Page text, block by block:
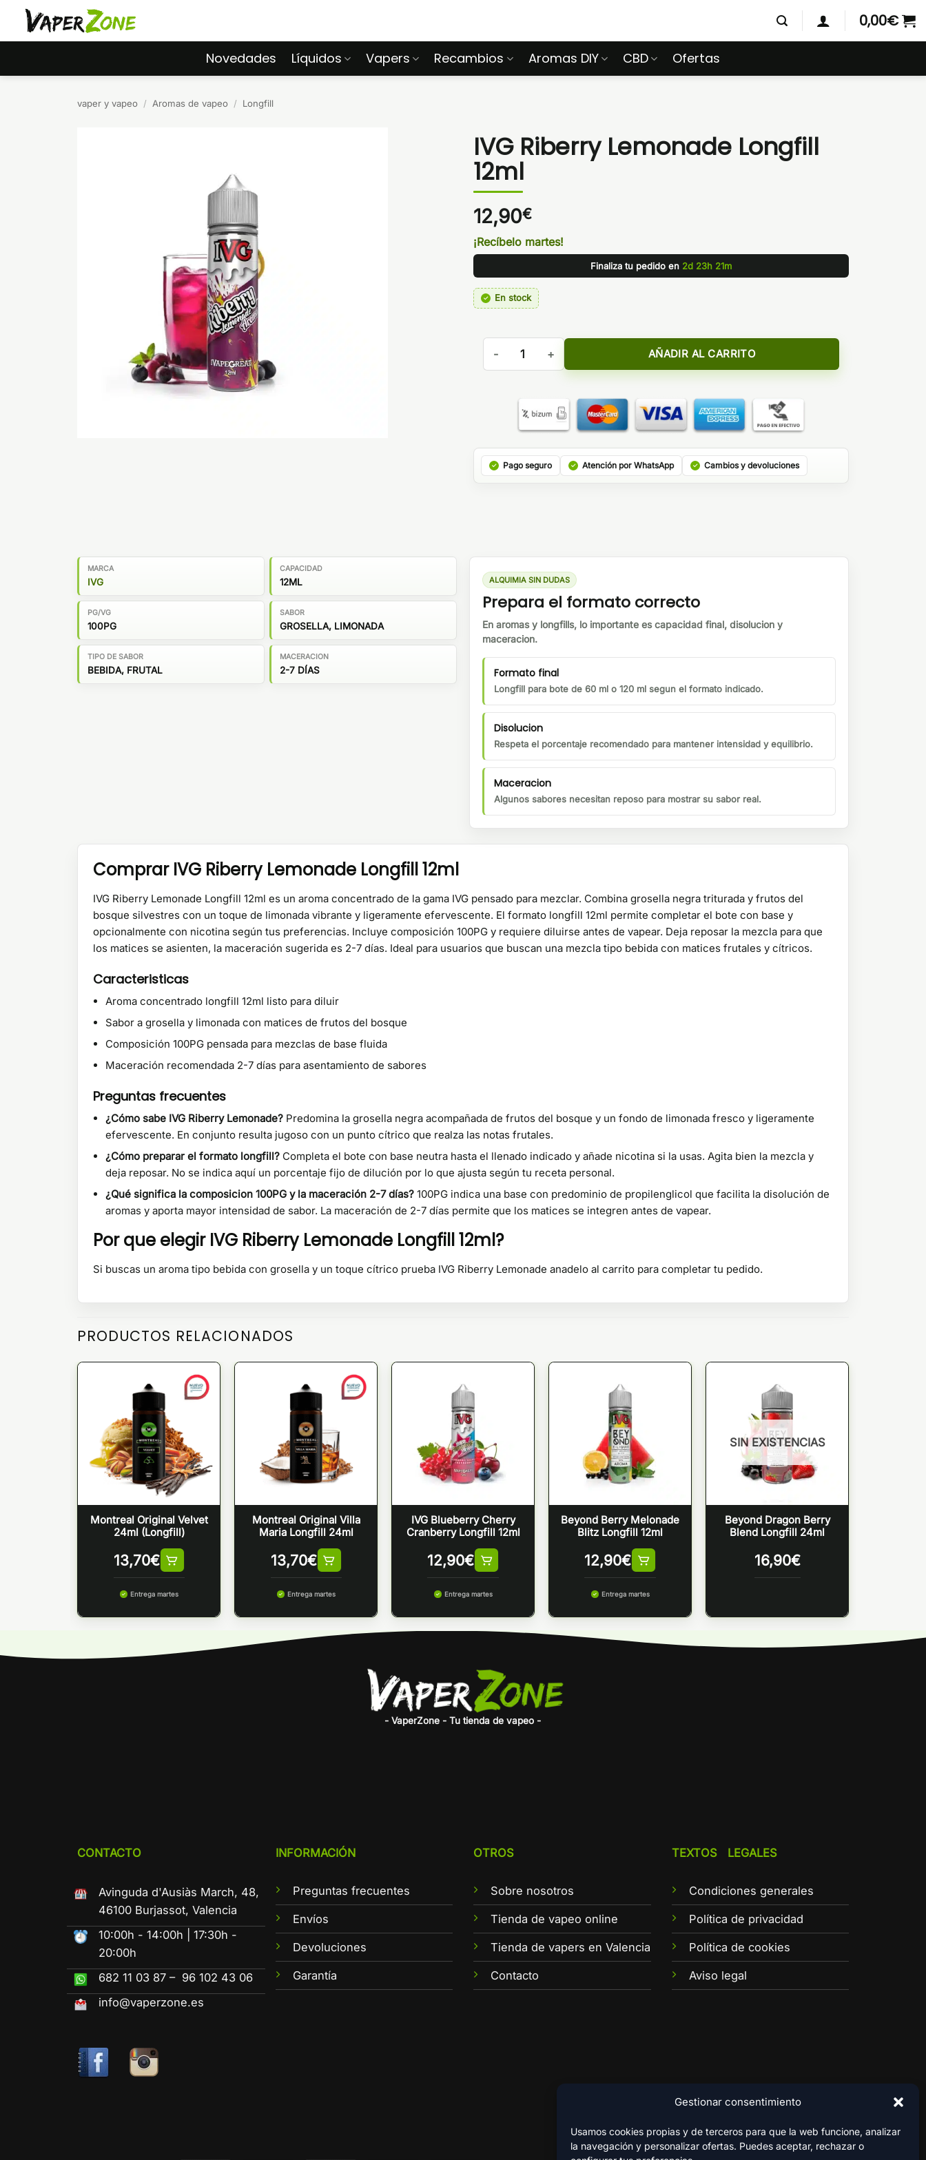
Gestionar consentimiento
Usamos cookies propias y de terceros para que la web funcione, analizar
la navegación y personalizar ofertas. Puedes aceptar, rechazar o
Saltar
contenido
0,00€
Novedades Líquidos Vapers Recambios Aromas DIY CBD Ofertas
vaper y vapeo / Aromas de vapeo / Longfill
IVG Riberry Lemonade Longfill
12ml
12,90€
¡Recíbelo martes!
Finaliza tu pedido en 2d 23h 21m
En stock
IVG Riberry Lemonade Longfill 12ml cantidad
AÑADIR AL CARRITO
Pago seguro Atención por WhatsApp Cambios y devoluciones
MARCA
IVG
CAPACIDAD
12ML
PG/VG
100PG
SABOR
GROSELLA, LIMONADA
TIPO DE SABOR
BEBIDA, FRUTAL
MACERACION
2-7 DÍAS
ALQUIMIA SIN DUDAS
Prepara el formato correcto
En aromas y longfills, lo importante es capacidad final, disolucion y
maceracion.
Formato final
Longfill para bote de 60 ml o 120 ml segun el formato indicado.
Disolucion
Respeta el porcentaje recomendado para mantener intensidad y equilibrio.
Maceracion
Algunos sabores necesitan reposo para mostrar su sabor real.
Comprar IVG Riberry Lemonade Longfill 12ml
IVG Riberry Lemonade Longfill 12ml es un aroma concentrado de la gama IVG pensado para mezclar. Combina grosella negra triturada y frutos del
bosque silvestres con un toque de limonada vibrante y ligeramente efervescente. El formato longfill 12ml permite completar el bote con base y
opcionalmente con nicotina según tus preferencias. Incluye composición 100PG y requiere diluirse antes de vapear. Deja reposar la mezcla para que
los matices se asienten, la maceración sugerida es 2-7 días. Ideal para usuarios que buscan una mezcla tipo bebida con matices frutales y cítricos.
Caracteristicas
Aroma concentrado longfill 12ml listo para diluir
Sabor a grosella y limonada con matices de frutos del bosque
Composición 100PG pensada para mezclas de base fluida
Maceración recomendada 2-7 días para asentamiento de sabores
Preguntas frecuentes
¿Cómo sabe IVG Riberry Lemonade? Predomina la grosella negra acompañada de frutos del bosque y un fondo de limonada fresco y ligeramente
efervescente. En conjunto resulta jugoso con un punto cítrico que realza las notas frutales.
¿Cómo preparar el formato longfill? Completa el bote con base neutra hasta el llenado indicado y añade nicotina si la usas. Agita bien la mezcla y
deja reposar. No se indica aquí un porcentaje fijo de dilución por lo que ajusta según tu receta personal.
¿Qué significa la composicion 100PG y la maceración 2-7 días? 100PG indica una base con predominio de propilenglicol que facilita la disolución de
aromas y aporta mayor intensidad de sabor. La maceración de 2-7 días permite que los matices se integren antes de vapear.
Por que elegir IVG Riberry Lemonade Longfill 12ml?
Si buscas un aroma tipo bebida con grosella y un toque cítrico prueba IVG Riberry Lemonade anadelo al carrito para completar tu pedido.
PRODUCTOS RELACIONADOS
Montreal Original Velvet
24ml (Longfill)
13,70€
Entrega martes
Montreal Original Villa
Maria Longfill 24ml
13,70€
Entrega martes
IVG Blueberry Cherry
Cranberry Longfill 12ml
12,90€
Entrega martes
Beyond Berry Melonade
Blitz Longfill 12ml
12,90€
Entrega martes
SIN EXISTENCIAS
Beyond Dragon Berry
Blend Longfill 24ml
16,90€
- VaperZone - Tu tienda de vapeo -
CONTACTO
Avinguda d'Ausiàs March, 48,
46100 Burjassot, Valencia
10:00h - 14:00h | 17:30h -
20:00h
682 11 03 87 – 96 102 43 06
info@vaperzone.es
INFORMACIÓN
Preguntas frecuentes
Envíos
Devoluciones
Garantía
OTROS
Sobre nosotros
Tienda de vapeo online
Tienda de vapers en Valencia
Contacto
TEXTOS LEGALES
Condiciones generales
Política de privacidad
Política de cookies
Aviso legal